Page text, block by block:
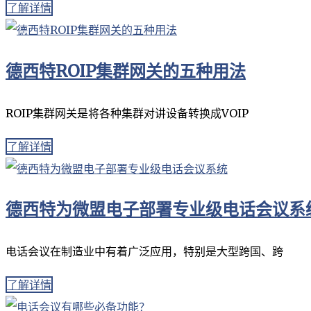
了解详情
德西特ROIP集群网关的五种用法
ROIP集群网关是将各种集群对讲设备转换成VOIP
了解详情
德西特为微盟电子部署专业级电话会议系
电话会议在制造业中有着广泛应用，特别是大型跨国、跨
了解详情